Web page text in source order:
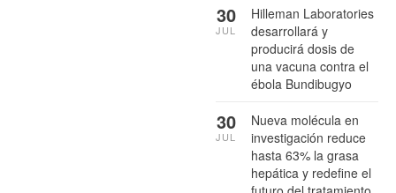
Hilleman Laboratories
desarrollará y
producirá dosis de
una vacuna contra el
ébola Bundibugyo
30
JUL
Nueva molécula en
investigación reduce
hasta 63% la grasa
hepática y redefine el
30
JUL